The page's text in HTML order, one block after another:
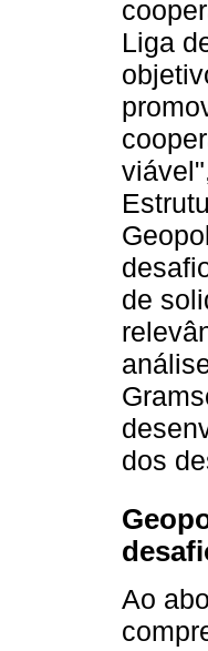
Liga
de
dos
Ao